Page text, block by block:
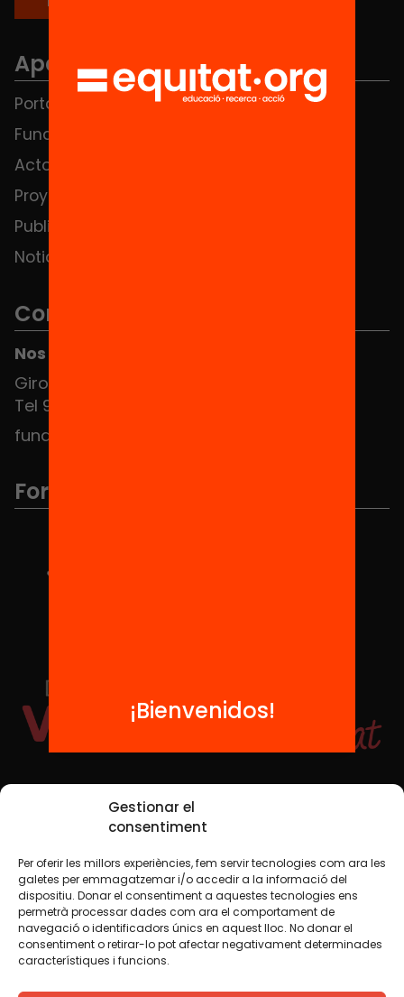
Gestionar el
consentiment
Per oferir les millors experiències, fem servir tecnologies com ara les
galetes per emmagatzemar i/o accedir a la informació del
dispositiu. Donar el consentiment a aquestes tecnologies ens
permetrà processar dades com ara el comportament de
navegació o identificadors únics en aquest lloc. No donar el
consentiment o retirar-lo pot afectar negativament determinades
característiques i funcions.
Apartados
Portada
Fundación
Actos
Proyectos
Publicaciones y vídeos
Noticias
FAQS
Contacto
Nos puedes encontrar en el HUB Social
Girona 34, interior 08010 Barcelona
Tel 934 588 700
fundacio@equitat.org
Formamos parte de...
Redes sociales
TWT YTB IG FB IN
Aviso legalPolítica de cookies
¡Bienvenidos!